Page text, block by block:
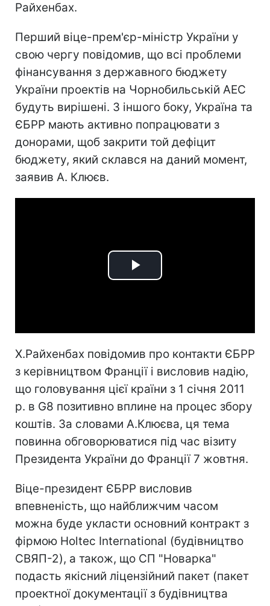
Райхенбах.
Перший віце-прем'єр-міністр України у
свою чергу повідомив, що всі проблеми
фінансування з державного бюджету
України проектів на Чорнобильській АЕС
будуть вирішені. З іншого боку, Україна та
ЄБРР мають активно попрацювати з
донорами, щоб закрити той дефіцит
бюджету, який склався на даний момент,
заявив А. Клюєв.
Play
Х.Райхенбах повідомив про контакти ЄБРР
з керівництвом Франції і висловив надію,
що головування цієї країни з 1 січня 2011
р. в G8 позитивно вплине на процес збору
коштів. За словами А.Клюєва, ця тема
повинна обговорюватися під час візиту
Президента України до Франції 7 жовтня.
Віце-президент ЄБРР висловив
впевненість, що найближчим часом
можна буде укласти основний контракт з
фірмою Holtec International (будівництво
СВЯП-2), а також, що СП "Новарка"
подасть якісний ліцензійний пакет (пакет
проектної документації з будівництва